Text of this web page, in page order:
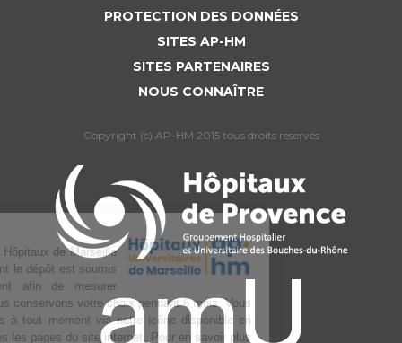
PROTECTION DES DONNÉES
SITES AP-HM
SITES PARTENAIRES
NOUS CONNAÎTRE
Copyright (c) AP-HM 2015 tous droits reservés
L’Assistance publique Hôpitaux de Marseille
utilise des cookies dont le dépôt est soumis
à votre consentement afin de mesurer
l’audience du site. Nous conservons votre choix pendant 6 mois. Vous
pouvez changer d’avis à tout moment via notre icône disponible en
bas à gauche de toutes les pages du site internet. Pour en savoir plus